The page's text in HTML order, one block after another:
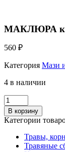
МАКЛЮРА
560 ₽
Категория Мази
4 в наличии
Количество
МАКЛЮРА
крем-
тела
В корзину
Категории
Травы,
Травяные